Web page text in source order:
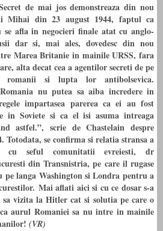
de mai jos demonstreaza din nou
Mihai din 23 august 1944, faptul ca
se afla in negocieri finale atat cu anglo-
dar si, mai ales, dovedesc din nou
Marea Britanie in mainile URSS, fara
alta decat cea a agentilor secreti de pe
romanii si lupta lor antibolsevica.
nu putea sa aiba incredere in
impartasea parerea ca ei au fost
in Soviete si ca el isi asuma intreaga
astfel.”, scrie de Chastelain despre
Totodata, se confirma si relatia stransa a
cu seful comunitatii evreiesti, dr
din Transnistria, pe care il rugase
pe langa Washington si Londra pentru a
Mai aflati aici si cu ce dosar s-a
sa vizita la Hitler cat si solutia pe care o
aurul Romaniei sa nu intre in mainile
(VR)